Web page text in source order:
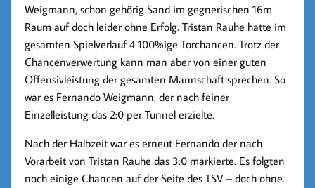
Weigmann, schon gehörig Sand im gegnerischen 16m
Raum auf doch leider ohne Erfolg. Tristan Rauhe hatte im
gesamten Spielverlauf 4 100%ige Torchancen. Trotz der
Chancenverwertung kann man aber von einer guten
Offensivleistung der gesamten Mannschaft sprechen. So
war es Fernando Weigmann, der nach feiner
Einzelleistung das 2:0 per Tunnel erzielte.
Nach der Halbzeit war es erneut Fernando der nach
Vorarbeit von Tristan Rauhe das 3:0 markierte. Es folgten
noch einige Chancen auf der Seite des TSV – doch ohne